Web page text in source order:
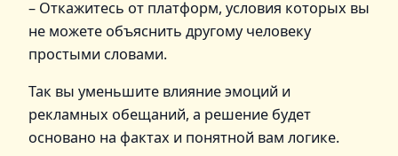
– Откажитесь от платформ, условия которых вы
не можете объяснить другому человеку
простыми словами.
Так вы уменьшите влияние эмоций и
рекламных обещаний, а решение будет
основано на фактах и понятной вам логике.